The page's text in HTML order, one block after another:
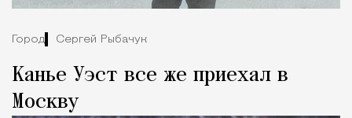
Город Сергей Рыбачук
Канье Уэст все же приехал в
Москву